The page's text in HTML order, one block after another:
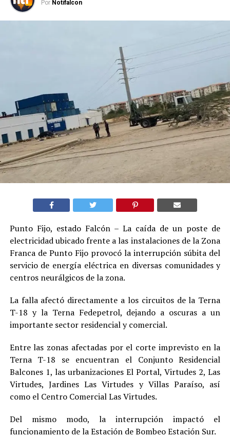
Por Notifalcon
Punto Fijo, estado Falcón – La caída de un poste de
electricidad ubicado frente a las instalaciones de la Zona
Franca de Punto Fijo provocó la interrupción súbita del
servicio de energía eléctrica en diversas comunidades y
centros neurálgicos de la zona.
La falla afectó directamente a los circuitos de la Terna
T-18 y la Terna Fedepetrol, dejando a oscuras a un
importante sector residencial y comercial.
Entre las zonas afectadas por el corte imprevisto en la
Terna T-18 se encuentran el Conjunto Residencial
Balcones 1, las urbanizaciones El Portal, Virtudes 2, Las
Virtudes, Jardines Las Virtudes y Villas Paraíso, así
como el Centro Comercial Las Virtudes.
Del mismo modo, la interrupción impactó el
funcionamiento de la Estación de Bombeo Estación Sur.